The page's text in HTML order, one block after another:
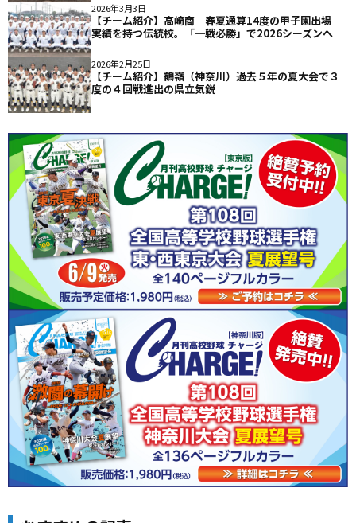
2026年3月3日
【チーム紹介】高崎商 春夏通算14度の甲子園出場
実績を持つ伝統校。「一戦必勝」で2026シーズンへ
2026年2月25日
【チーム紹介】鶴嶺（神奈川）過去５年の夏大会で３
度の４回戦進出の県立気鋭